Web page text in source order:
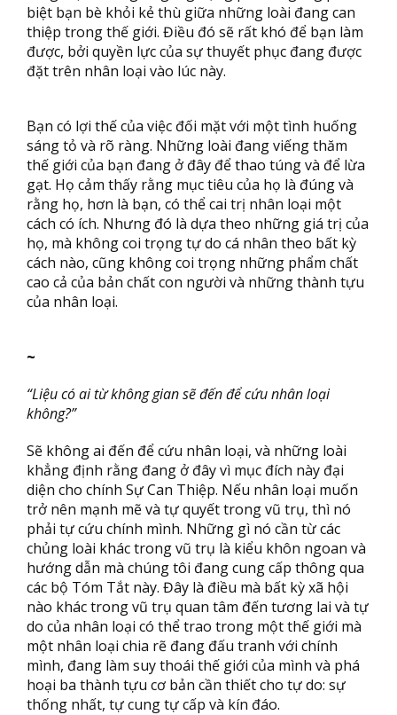
biệt bạn bè khỏi kẻ thù giữa những loài đang can
thiệp trong thế giới. Điều đó sẽ rất khó để bạn làm
được, bởi quyền lực của sự thuyết phục đang được
đặt trên nhân loại vào lúc này.
Bạn có lợi thế của việc đối mặt với một tình huống
sáng tỏ và rõ ràng. Những loài đang viếng thăm
thế giới của bạn đang ở đây để thao túng và để lừa
gạt. Họ cảm thấy rằng mục tiêu của họ là đúng và
rằng họ, hơn là bạn, có thể cai trị nhân loại một
cách có ích. Nhưng đó là dựa theo những giá trị của
họ, mà không coi trọng tự do cá nhân theo bất kỳ
cách nào, cũng không coi trọng những phẩm chất
cao cả của bản chất con người và những thành tựu
của nhân loại.
~
“Liệu có ai từ không gian sẽ đến để cứu nhân loại
không?”
Sẽ không ai đến để cứu nhân loại, và những loài
khẳng định rằng đang ở đây vì mục đích này đại
diện cho chính Sự Can Thiệp. Nếu nhân loại muốn
trở nên mạnh mẽ và tự quyết trong vũ trụ, thì nó
phải tự cứu chính mình. Những gì nó cần từ các
chủng loài khác trong vũ trụ là kiểu khôn ngoan và
hướng dẫn mà chúng tôi đang cung cấp thông qua
các bộ Tóm Tắt này. Đây là điều mà bất kỳ xã hội
nào khác trong vũ trụ quan tâm đến tương lai và tự
do của nhân loại có thể trao trong một thế giới mà
một nhân loại chia rẽ đang đấu tranh với chính
mình, đang làm suy thoái thế giới của mình và phá
hoại ba thành tựu cơ bản cần thiết cho tự do: sự
thống nhất, tự cung tự cấp và kín đáo.